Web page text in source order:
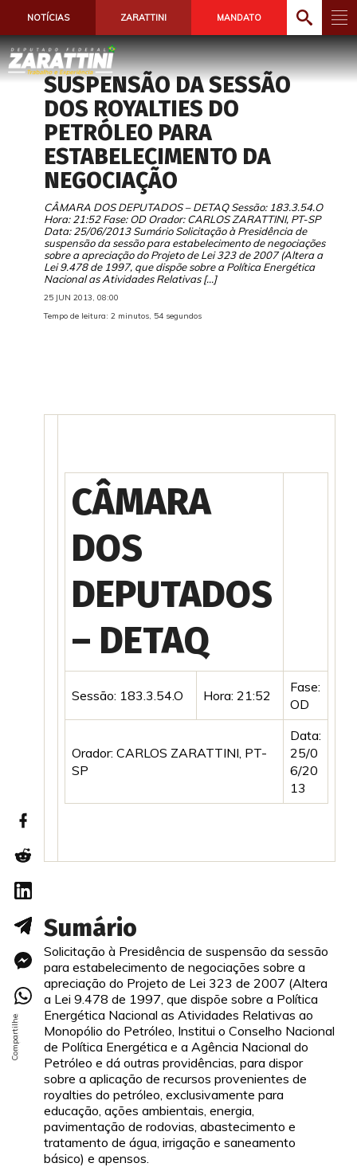
NOTÍCIAS ZARATTINI MANDATO
SUSPENSÃO DA SESSÃO
DOS ROYALTIES DO
PETRÓLEO PARA
ESTABELECIMENTO DA
NEGOCIAÇÃO
CÂMARA DOS DEPUTADOS – DETAQ Sessão: 183.3.54.O
Hora: 21:52 Fase: OD Orador: CARLOS ZARATTINI, PT-SP
Data: 25/06/2013 Sumário Solicitação à Presidência de
suspensão da sessão para estabelecimento de negociações
sobre a apreciação do Projeto de Lei 323 de 2007 (Altera a
Lei 9.478 de 1997, que dispõe sobre a Política Energética
Nacional as Atividades Relativas […]
25 JUN 2013, 08:00
Tempo de leitura: 2 minutos, 54 segundos
CÂMARA
DOS
DEPUTADOS
– DETAQ
Sessão: 183.3.54.O Hora: 21:52
Fase:
OD
Orador: CARLOS ZARATTINI, PT-
SP
Data:
25/0
6/20
13
Sumário
Solicitação à Presidência de suspensão da sessão
para estabelecimento de negociações sobre a
apreciação do Projeto de Lei 323 de 2007 (Altera
a Lei 9.478 de 1997, que dispõe sobre a Política
Energética Nacional as Atividades Relativas ao
Monopólio do Petróleo, Institui o Conselho Nacional
de Política Energética e a Agência Nacional do
Petróleo e dá outras providências, para dispor
sobre a aplicação de recursos provenientes de
royalties do petróleo, exclusivamente para
educação, ações ambientais, energia,
pavimentação de rodovias, abastecimento e
tratamento de água, irrigação e saneamento
básico) e apensos.